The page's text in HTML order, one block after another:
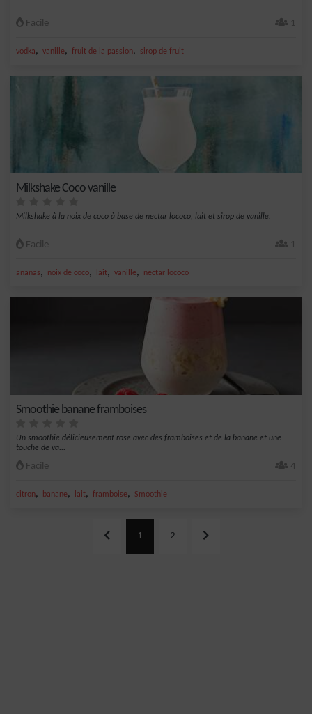
Facile 1
vodka, vanille, fruit de la passion, sirop de fruit
Milkshake Coco vanille
Milkshake à la noix de coco à base de nectar lococo, lait et sirop de vanille.
Facile 1
ananas, noix de coco, lait, vanille, nectar lococo
Smoothie banane framboises
Un smoothie délicieusement rose avec des framboises et de la banane et une
touche de va...
Facile 4
citron, banane, lait, framboise, Smoothie
1 2